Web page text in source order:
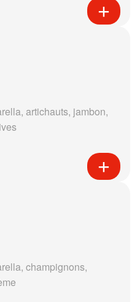
artichauts, jambon,
champignons,